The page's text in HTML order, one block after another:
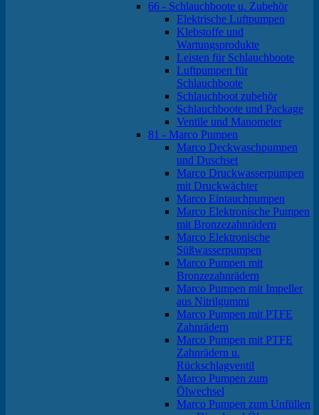
66 - Schlauchboote u. Zubehör
Elektrische Luftpumpen
Klebstoffe und
Wartungsprodukte
Leisten für Schlauchboote
Luftpumpen für
Schlauchboote
Schlauchboot zubehör
Schlauchboote und Package
Ventile und Manometer
81 - Marco Pumpen
Marco Deckwaschpumpen
und Duschset
Marco Druckwasserpumpen
mit Druckwächter
Marco Eintauchpumpen
Marco Elektronische Pumpen
mit Bronzezahnrädern
Marco Elektronische
Süßwasserpumpen
Marco Pumpen mit
Bronzezahnrädern
Marco Pumpen mit Impeller
aus Nitrilgummi
Marco Pumpen mit PTFE
Zahnrädern
Marco Pumpen mit PTFE
Zahnrädern u.
Rückschlagventil
Marco Pumpen zum
Ölwechsel
Marco Pumpen zum Unfüllen